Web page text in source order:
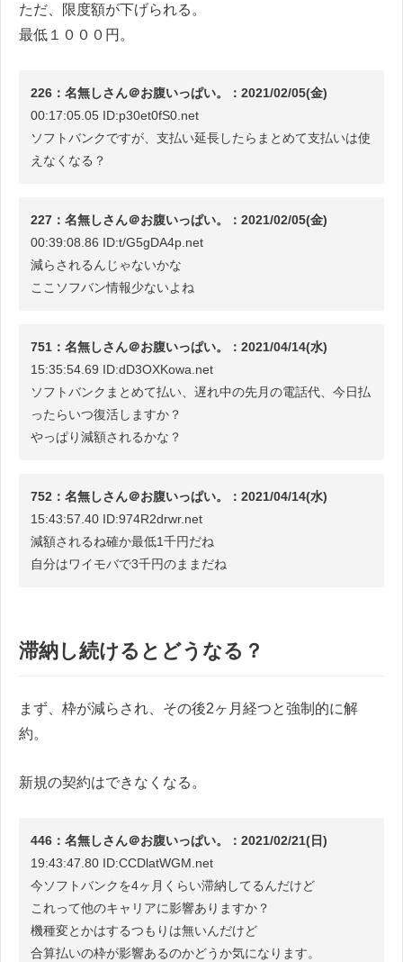
ただ、限度額が下げられる。
最低１０００円。
226：名無しさん＠お腹いっぱい。：2021/02/05(金)
00:17:05.05 ID:p30et0fS0.net
ソフトバンクですが、支払い延長したらまとめて支払いは使
えなくなる？
227：名無しさん＠お腹いっぱい。：2021/02/05(金)
00:39:08.86 ID:t/G5gDA4p.net
減らされるんじゃないかな
ここソフバン情報少ないよね
751：名無しさん＠お腹いっぱい。：2021/04/14(水)
15:35:54.69 ID:dD3OXKowa.net
ソフトバンクまとめて払い、遅れ中の先月の電話代、今日払
ったらいつ復活しますか？
やっぱり減額されるかな？
752：名無しさん＠お腹いっぱい。：2021/04/14(水)
15:43:57.40 ID:974R2drwr.net
減額されるね確か最低1千円だね
自分はワイモバで3千円のままだね
滞納し続けるとどうなる？
まず、枠が減らされ、その後2ヶ月経つと強制的に解
約。
新規の契約はできなくなる。
446：名無しさん＠お腹いっぱい。：2021/02/21(日)
19:43:47.80 ID:CCDlatWGM.net
今ソフトバンクを4ヶ月くらい滞納してるんだけど
これって他のキャリアに影響ありますか？
機種変とかはするつもりは無いんだけど
合算払いの枠が影響あるのかどうか気になります。